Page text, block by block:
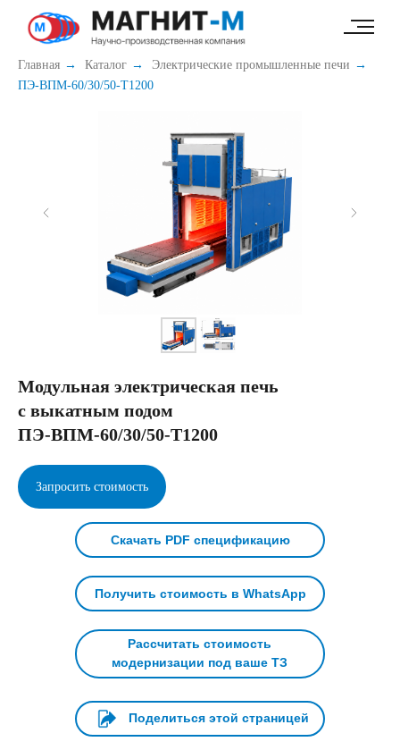
49e52ab7c347b60c
Главная → Каталог → Электрические промышленные печи →
ПЭ-ВПМ-60/30/50-Т1200
Модульная электрическая печь
с выкатным подом
ПЭ-ВПМ-60/30/50-Т1200
Запросить стоимость
Получить стоимость в WhatsApp
Скачать PDF спецификацию
Рассчитать стоимость
модернизации под ваше ТЗ
Поделиться этой страницей